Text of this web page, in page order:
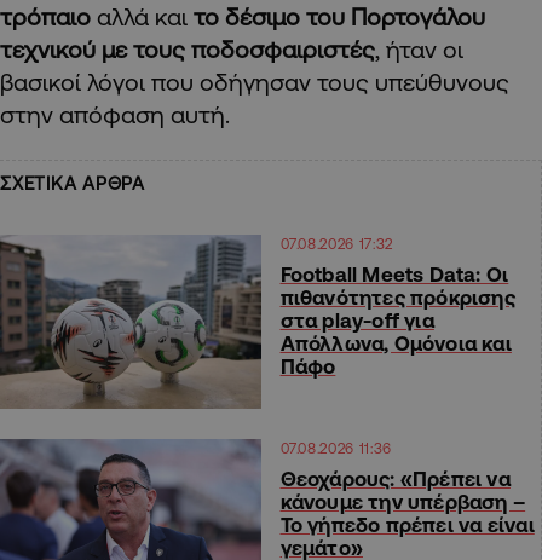
τρόπαιο αλλά και το δέσιμο του Πορτογάλου
τεχνικού με τους ποδοσφαιριστές, ήταν οι
βασικοί λόγοι που οδήγησαν τους υπεύθυνους
στην απόφαση αυτή.
ΣΧΕΤΙΚΑ ΑΡΘΡΑ
07.08.2026 17:32
Football Meets Data: Οι
πιθανότητες πρόκρισης
στα play-off για
Απόλλωνα, Ομόνοια και
Πάφο
07.08.2026 11:36
Θεοχάρους: «Πρέπει να
κάνουμε την υπέρβαση –
Το γήπεδο πρέπει να είναι
γεμάτο»